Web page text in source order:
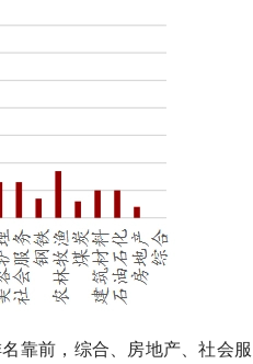
靠前，综合、房地产、社会服